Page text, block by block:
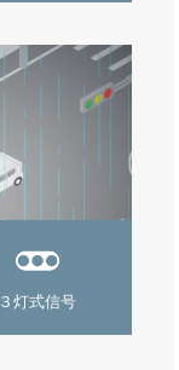
３灯式信号